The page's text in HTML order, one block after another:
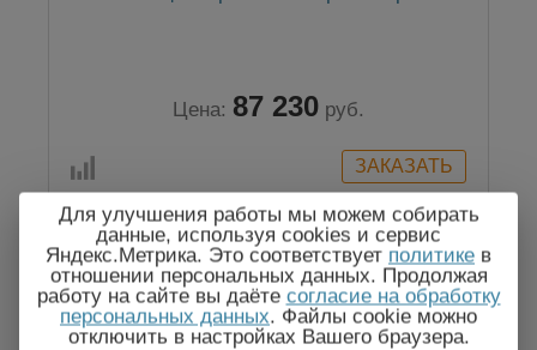
Цена: 87 230 руб.
Госреестр
Для улучшения работы мы можем собирать
данные, используя cookies и сервис
Яндекс.Метрика. Это соответствует политике в
отношении персональных данных. Продолжая
работу на сайте вы даёте согласие на обработку
персональных данных. Файлы cookie можно
отключить в настройках Вашего браузера.